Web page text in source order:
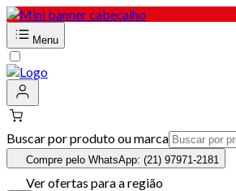
Menu
Buscar por produto ou marca
Compre pelo WhatsApp: (21) 97971-2181
Ver ofertas para a região